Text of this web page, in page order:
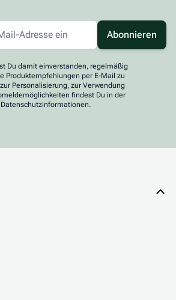
Abonnieren
Du damit einverstanden, regelmäßig
Produktempfehlungen per E-Mail zu
Personalisierung, zur Verwendung
findest Du in der